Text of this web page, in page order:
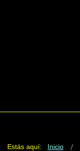
Estás aquí: Inicio